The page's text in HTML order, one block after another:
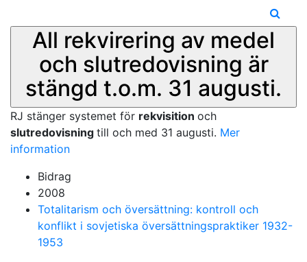
All rekvirering av medel
och slutredovisning är
stängd t.o.m. 31 augusti.
RJ stänger systemet för rekvisition och
slutredovisning till och med 31 augusti. Mer
information
Bidrag
2008
Totalitarism och översättning: kontroll och
konflikt i sovjetiska översättningspraktiker 1932-
1953